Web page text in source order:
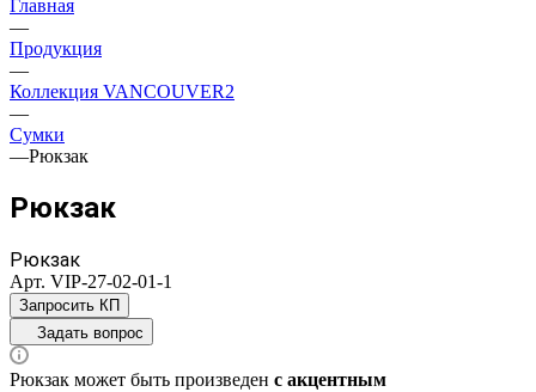
Главная
—
Продукция
—
Коллекция VANCOUVER2
—
Сумки
—Рюкзак
Рюкзак
Рюкзак
Арт. VIP-27-02-01-1
Запросить КП
Задать вопрос
Рюкзак может быть произведен с акцентным